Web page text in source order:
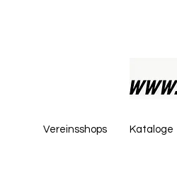
Vereinsshops Kataloge